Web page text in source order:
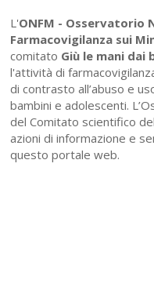
L'ONFM - Osservatorio
Farmacovigilanza sui
comitato Giù le mani dai
l'attività di
di contrasto all’abuso e
bambini e adolescenti.
del Comitato scientifico
azioni di informazione e
questo portale web.